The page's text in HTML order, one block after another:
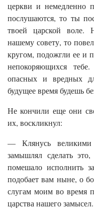
церкви и немедленно
послушаются, то ты
твоей царской воле.
нашему совету, то
кругом, подожгли ее и
непокоряющихся
опасных и вредных
будущее время будешь
Не кончили еще они
их, воскликнул:
— Клянусь
замышлял сделать
помешало исполнить
подобает вам ныне, о
слугам моим во время
царства нашего замысел.